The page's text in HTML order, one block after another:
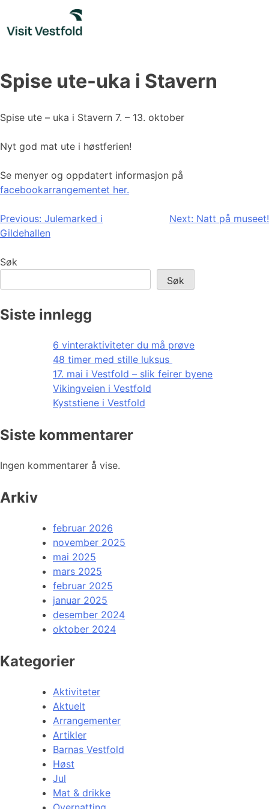
content
Spise ute-uka i Stavern
Spise ute – uka i Stavern 7. – 13. oktober
Nyt god mat ute i høstferien!
Se menyer og oppdatert informasjon på
facebookarrangementet her.
Innleggsnavigasjon
Previous: Julemarked i
Gildehallen
Next: Natt på museet!
Søk
Søk
Siste innlegg
6 vinteraktiviteter du må prøve
48 timer med stille luksus
17. mai i Vestfold – slik feirer byene
Vikingveien i Vestfold
Kyststiene i Vestfold
Siste kommentarer
Ingen kommentarer å vise.
Arkiv
februar 2026
november 2025
mai 2025
mars 2025
februar 2025
januar 2025
desember 2024
oktober 2024
Kategorier
Aktiviteter
Aktuelt
Arrangementer
Artikler
Barnas Vestfold
Høst
Jul
Mat & drikke